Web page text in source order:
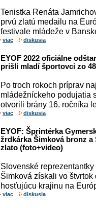
Tenistka Renáta
prvú zlatú medailu na
festivale mládeže v
viac diskusia
EYOF 2022 oficiálne
prišli mladí športovci zo
Po troch rokoch príprav
mládežníckeho podujatia
otvorili brány 16. ročníka
viac diskusia
EYOF: Šprintérka
žrdkárka Šimková bronz
zlato (foto+video)
Slovenské
Šimková získali vo
hosťujúcu krajinu na
viac diskusia